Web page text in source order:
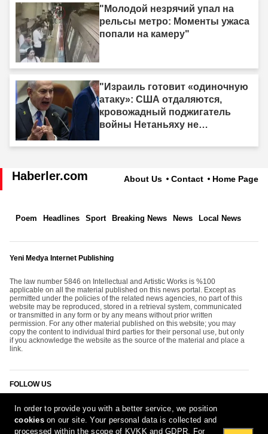
"Молодой незрячий упал на
рельсы метро: Моменты ужаса
попали на камеру"
"Израиль готовит «одиночную
атаку»: США отдаляются,
кровожадный поджигатель
войны Нетаньяху не
Haberler.com About Us Contact Home Page
Poem Headlines Sport Breaking News News Local News
Yeni Medya Internet Publishing
The law number 5846 on Intellectual and Artistic Works is %100
applicable on all the material published on this news portal. Except as
permitted under the policies of the related news agencies, no part of this
website may be reproduced, stored in a retrieval system, communicated
or transmitted in any form or by any means without prior written
permission. For any other material published on this website; you may
copy the content to individual third parties for their personal use, but only
if you acknowledge the website as the source of the material and place a
link.
FOLLOW US
In order to provide you with a better service, we position
cookieson our site. Your personal data is collected and
processed within the scope of KVKK and GDPR. For